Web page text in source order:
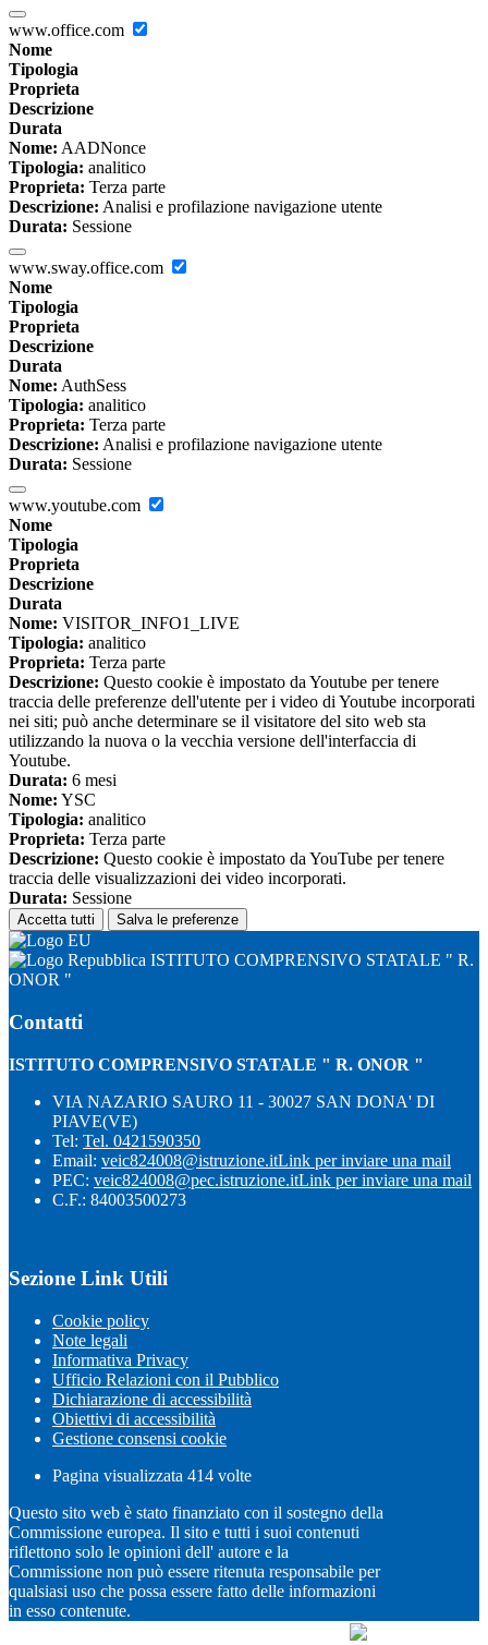
www.office.com
Nome
Tipologia
Proprieta
Descrizione
Durata
Nome: AADNonce
Tipologia: analitico
Proprieta: Terza parte
Descrizione: Analisi e profilazione navigazione utente
Durata: Sessione
www.sway.office.com
Nome
Tipologia
Proprieta
Descrizione
Durata
Nome: AuthSess
Tipologia: analitico
Proprieta: Terza parte
Descrizione: Analisi e profilazione navigazione utente
Durata: Sessione
www.youtube.com
Nome
Tipologia
Proprieta
Descrizione
Durata
Nome: VISITOR_INFO1_LIVE
Tipologia: analitico
Proprieta: Terza parte
Descrizione: Questo cookie è impostato da Youtube per tenere
traccia delle preferenze dell'utente per i video di Youtube incorporati
nei siti; può anche determinare se il visitatore del sito web sta
utilizzando la nuova o la vecchia versione dell'interfaccia di
Youtube.
Durata: 6 mesi
Nome: YSC
Tipologia: analitico
Proprieta: Terza parte
Descrizione: Questo cookie è impostato da YouTube per tenere
traccia delle visualizzazioni dei video incorporati.
Durata: Sessione
Accetta tutti Salva le preferenze
ISTITUTO COMPRENSIVO STATALE " R.
ONOR "
Contatti
ISTITUTO COMPRENSIVO STATALE " R. ONOR "
VIA NAZARIO SAURO 11 - 30027 SAN DONA' DI
PIAVE(VE)
Tel: Tel. 0421590350
Email: veic824008@istruzione.itLink per inviare una mail
PEC: veic824008@pec.istruzione.itLink per inviare una mail
C.F.: 84003500273
Sezione Link Utili
Cookie policy
Note legali
Informativa Privacy
Ufficio Relazioni con il Pubblico
Dichiarazione di accessibilità
Obiettivi di accessibilità
Gestione consensi cookie
Pagina visualizzata 414 volte
Questo sito web è stato finanziato con il sostegno della
Commissione europea. Il sito e tutti i suoi contenuti
riflettono solo le opinioni dell' autore e la
Commissione non può essere ritenuta responsabile per
qualsiasi uso che possa essere fatto delle informazioni
in esso contenute.